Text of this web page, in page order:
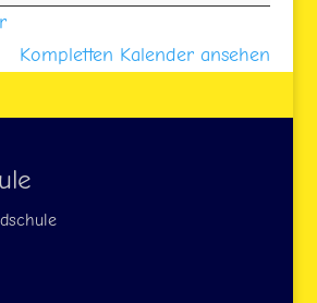
Kompletten Kalender ansehen